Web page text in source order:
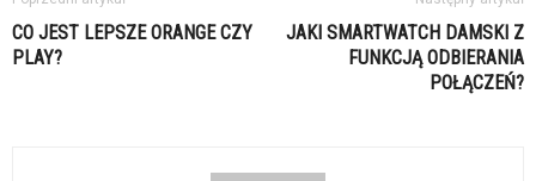
CO JEST LEPSZE ORANGE CZY
PLAY?
JAKI SMARTWATCH DAMSKI Z
FUNKCJĄ ODBIERANIA
POŁĄCZEŃ?